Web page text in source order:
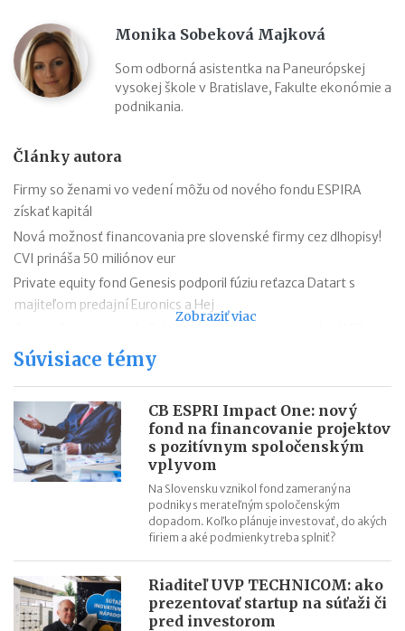
Monika Sobeková Majková
Som odborná asistentka na Paneurópskej
vysokej škole v Bratislave, Fakulte ekonómie a
podnikania.
Články autora
Firmy so ženami vo vedení môžu od nového fondu ESPIRA
získať kapitál
Nová možnosť financovania pre slovenské firmy cez dlhopisy!
CVI prináša 50 miliónov eur
Private equity fond Genesis podporil fúziu reťazca Datart s
majiteľom predajní Euronics a Hej
Slovenský Domotron chystá pokročilý smarthome systém pre
Príbeh firmy AVG Technologies – z malej českej firmy na
newyorskú burzu
Márja Hurajová: Korene problémov nášho kapitálového trhu
siahajú až do roku 1992 - 1993, keď sa začal vytvárať
5 možností exitu investorov z podniku
Vstup Asseca na poľskú burzu – učebnicový príklad úspechu
STD Donivo: Spätný odkup manažmentom firmy (MBO)
Zobraziť viac
Súvisiace témy
CB ESPRI Impact One: nový
fond na financovanie projektov
s pozitívnym spoločenským
vplyvom
Na Slovensku vznikol fond zameraný na
podniky s merateľným spoločenským
dopadom. Koľko plánuje investovať, do akých
firiem a aké podmienky treba splniť?
Riaditeľ UVP TECHNICOM: ako
prezentovať startup na súťaži či
pred investorom